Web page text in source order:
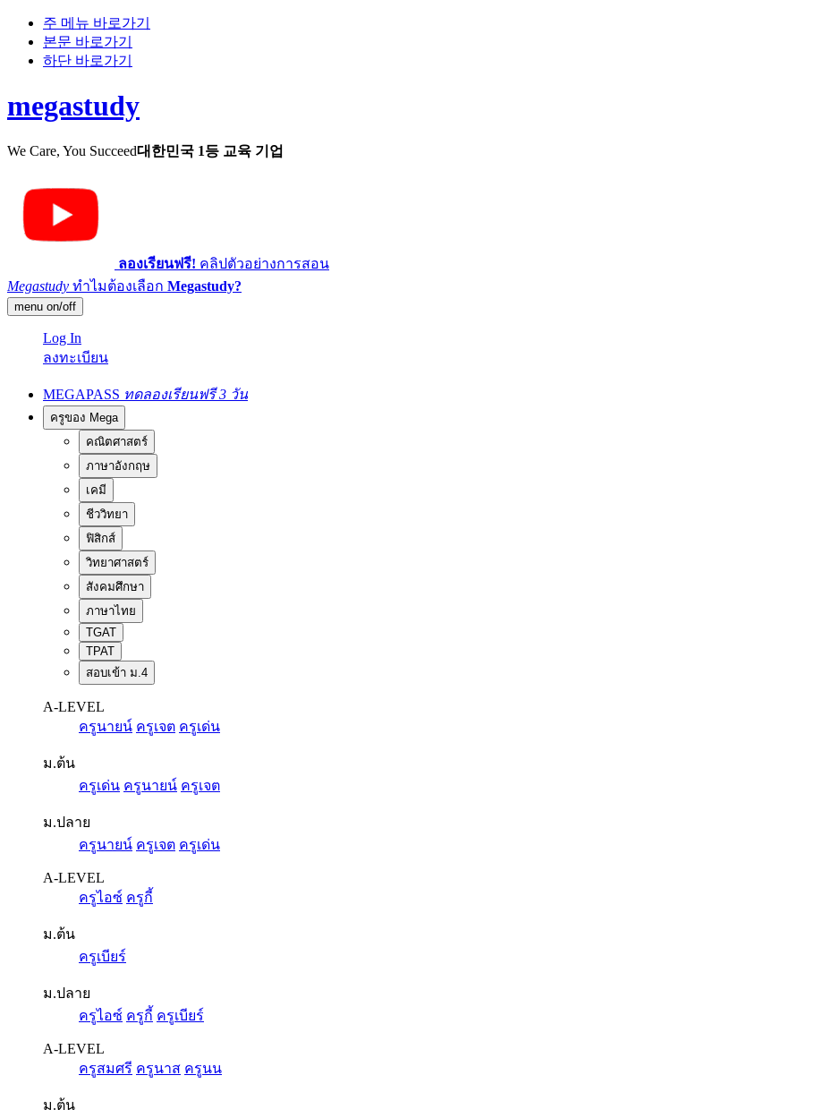
주 메뉴 바로가기
본문 바로가기
하단 바로가기
megastudy
We Care, You Succeed대한민국 1등 교육 기업
ลองเรียนฟรี! คลิปตัวอย่างการสอน
Megastudy ทำไมต้องเลือก Megastudy?
menu on/off
Log In
ลงทะเบียน
MEGAPASS ทดลองเรียนฟรี 3 วัน
ครูของ Mega
คณิตศาสตร์
ภาษาอังกฤษ
เคมี
ชีววิทยา
ฟิสิกส์
วิทยาศาสตร์
สังคมศึกษา
ภาษาไทย
TGAT
TPAT
สอบเข้า ม.4
A-LEVEL
ครูนายน์ ครูเจต ครูเด่น
ม.ต้น
ครูเด่น ครูนายน์ ครูเจต
ม.ปลาย
ครูนายน์ ครูเจต ครูเด่น
A-LEVEL
ครูไอซ์ ครูกี้
ม.ต้น
ครูเบียร์
ม.ปลาย
ครูไอซ์ ครูกี้ ครูเบียร์
A-LEVEL
ครูสมศรี ครูนาส ครูนน
ม.ต้น